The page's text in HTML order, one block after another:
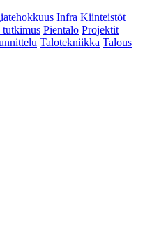
Infra Kiinteistöt
Pientalo Projektit
Talotekniikka Talous